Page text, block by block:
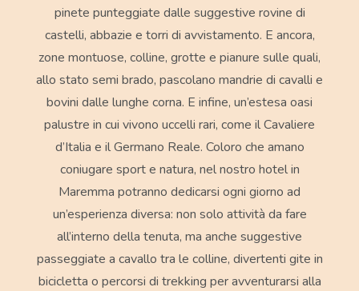
pinete punteggiate dalle suggestive rovine di
castelli, abbazie e torri di avvistamento. E ancora,
zone montuose, colline, grotte e pianure sulle quali,
allo stato semi brado, pascolano mandrie di cavalli e
bovini dalle lunghe corna. E infine, un’estesa oasi
palustre in cui vivono uccelli rari, come il Cavaliere
d’Italia e il Germano Reale. Coloro che amano
coniugare sport e natura, nel nostro hotel in
Maremma potranno dedicarsi ogni giorno ad
un’esperienza diversa: non solo attività da fare
all’interno della tenuta, ma anche suggestive
passeggiate a cavallo tra le colline, divertenti gite in
bicicletta o percorsi di trekking per avventurarsi alla